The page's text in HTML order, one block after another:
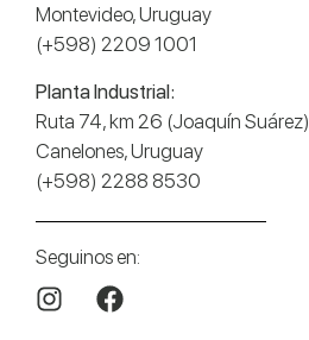
Montevideo, Uruguay
(+598) 2209 1001
Planta Industrial:
Ruta 74, km 26 (Joaquín Suárez)
Canelones, Uruguay
(+598) 2288 8530
Seguinos en: